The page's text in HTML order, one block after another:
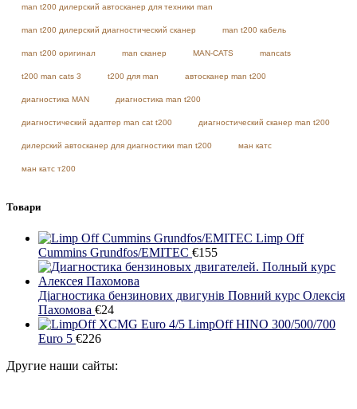
man t200 дилерский автосканер для техники man
man t200 дилерский диагностический сканер man t200 кабель
man t200 оригинал man сканер MAN-CATS mancats
t200 man cats 3 t200 для man автосканер man t200
диагностика MAN диагностика man t200
диагностический адаптер man cat t200 диагностический сканер man t200
дилерский автосканер для диагностики man t200 ман катс
ман катс т200
Товари
Limp Off
Cummins Grundfos/EMITEC €155
Діагностика бензинових двигунів Повний курс Олексія
Пахомова €24
LimpOff HINO 300/500/700
Euro 5 €226
Другие наши сайты: